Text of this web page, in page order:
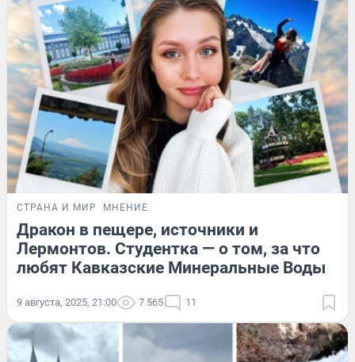
СТРАНА И МИР МНЕНИЕ
Дракон в пещере, источники и
Лермонтов. Студентка — о том, за что
любят Кавказские Минеральные Воды
9 августа, 2025, 21:00 7 565 11